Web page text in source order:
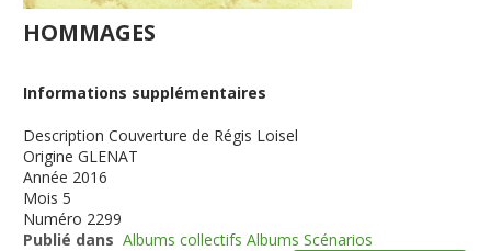
HOMMAGES
Informations supplémentaires
Description Couverture de Régis Loisel
Origine GLENAT
Année 2016
Mois 5
Numéro 2299
Publié dans Albums collectifs Albums Scénarios